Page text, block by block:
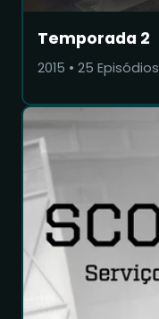
Temporada 2
2015 • 25 Episódios